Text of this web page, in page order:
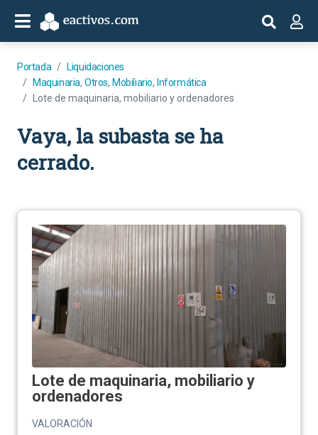
Portada
Liquidaciones
Maquinaria, Otros, Mobiliario, Informática
Lote de maquinaria, mobiliario y ordenadores
Vaya, la subasta se ha
cerrado.
Lote de maquinaria, mobiliario y
ordenadores
VALORACIÓN